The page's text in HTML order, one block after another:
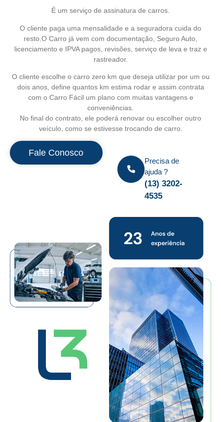
É um serviço de assinatura de carros.
O cliente paga uma mensalidade e a seguradora cuida do
resto.O Carro já vem com documentação, Seguro Auto,
licenciamento e IPVA pagos, revisões, serviço de leva e traz e
rastreador.
O cliente escolhe o carro zero km que deseja utilizar por um ou
dois anos, define quantos km estima rodar e assim contrata
com o Carro Fácil um plano com muitas vantagens e
conveniências.
No final do contrato, ele poderá renovar ou escolher outro
veículo, como se estivesse trocando de carro.
Fale Conosco
Precisa de
ajuda ?
(13) 3202-
4535